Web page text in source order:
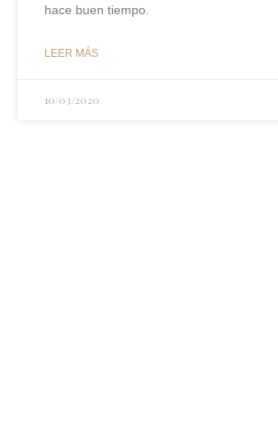
hace buen tiempo.
LEER MÁS
10/03/2020